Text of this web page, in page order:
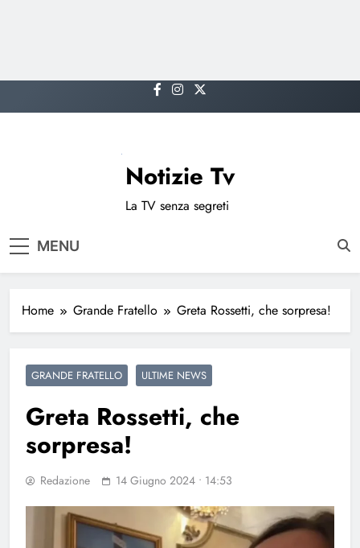
to
Notizie Tv
La TV senza segreti
MENU
Home Grande Fratello Greta Rossetti, che sorpresa!
GRANDE FRATELLO ULTIME NEWS
Greta Rossetti, che
sorpresa!
Redazione 14 Giugno 2024 • 14:53